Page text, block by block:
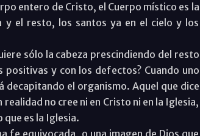
entero de Cristo, el Cuerpo místico es la
y el resto, los santos ya en el cielo y los
sólo la cabeza prescindiendo del resto
y con los defectos? Cuando uno
decapitando el organismo. Aquel que dice
no cree ni en Cristo ni en la Iglesia,
es la Iglesia.
fe equivocada, o una imagen de Dios que